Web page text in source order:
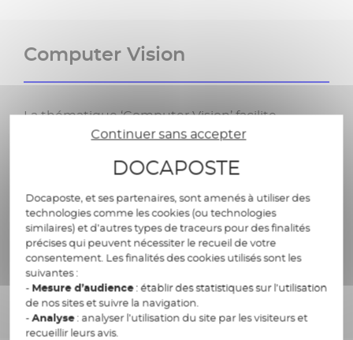
Computer Vision
La thématique ‘Computer Vision’ facilite
notamment le traitement d’éléments dans
automatique d’information (par ex. d’adresse,
plaques d’immatriculation, …) ou le calcul
trajectoire, la RAD/LAD/OCR, la reconnaissance
faciale…
Continuer sans accepter
DOCAPOSTE
Docaposte, et ses partenaires, sont amenés à utiliser des
technologies comme les cookies (ou technologies
similaires) et d’autres types de traceurs pour des finalités
précises qui peuvent nécessiter le recueil de votre
consentement. Les finalités des cookies utilisés sont les
suivantes :
- Mesure d’audience: établir des statistiques sur l’utilisation
de nos sites et suivre la navigation.
-Analyse: analyser l’utilisation du site par les visiteurs et
recueillir leurs avis.